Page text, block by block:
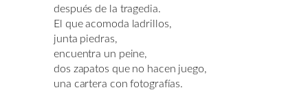
después de la tragedia.
El que acomoda ladrillos,
junta piedras,
encuentra un peine,
dos zapatos que no hacen juego,
una cartera con fotografías.